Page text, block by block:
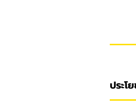
ประโ